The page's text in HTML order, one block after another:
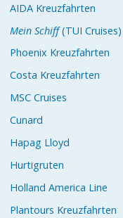
AIDA Kreuzfahrten
Mein Schiff(TUI Cruises)
Phoenix Kreuzfahrten
Costa Kreuzfahrten
MSC Cruises
Cunard
Hapag Lloyd
Hurtigruten
Holland America Line
Plantours Kreuzfahrten